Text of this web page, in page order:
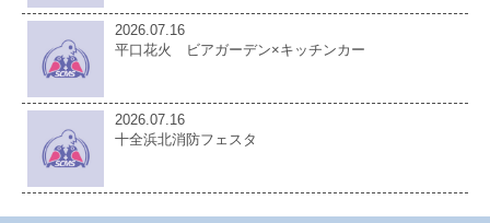
2026.07.16
平口花火 ビアガーデン×キッチンカー
2026.07.16
十全浜北消防フェスタ